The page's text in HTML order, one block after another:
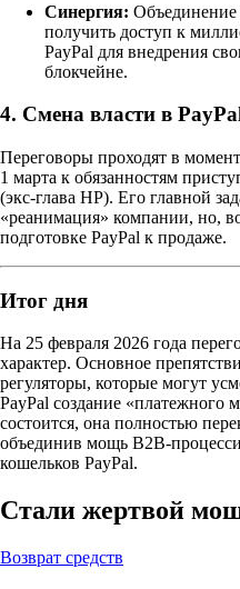
Синергия: Объединение
получить доступ к
PayPal для внедрения
блокчейне.
4. Смена власти в
Переговоры проходят в
1 марта к обязанностям
(экс-глава HP). Его главной
«реанимация» компании, но,
подготовке PayPal к продаже.
Итог дня
На 25 февраля 2026 года
характер. Основное
регуляторы, которые могут
PayPal создание «платежного
состоится, она полностью
объединив мощь B2B-
кошельков PayPal.
Стали жертвой
Возврат средств